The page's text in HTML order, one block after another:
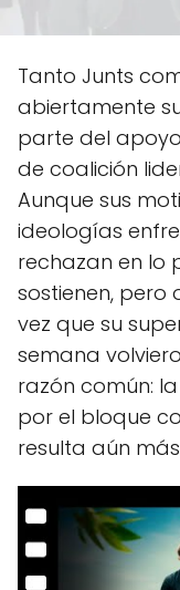
Tanto Junts
abiertamente
parte del
de coalición
Aunque sus
ideologías
rechazan en lo
sostienen,
vez que su
semana
razón común:
por el bloque
resulta aún